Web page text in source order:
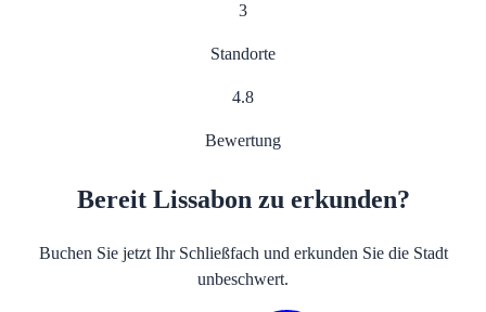
3
Standorte
4.8
Bewertung
Bereit Lissabon zu erkunden?
Buchen Sie jetzt Ihr Schließfach und erkunden Sie die Stadt
unbeschwert.